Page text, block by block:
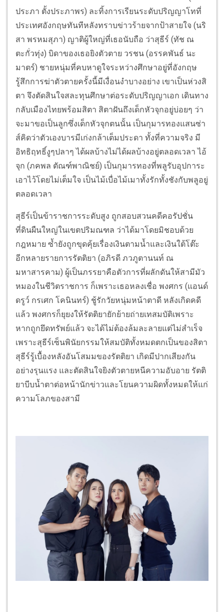
ประภา ตั้งประภาพร) ละทิ้งการเรียนระดับปริญญาโทที่
ประเทศอังกฤษทันทีหลังทราบข่าวร้ายจากป้าสายใจ (นริ
สา พรหมสุภา) ญาติผู้ใหญ่ที่เธอนับถือ ว่าสุธีร์ (ทัช ณ
ตะกั่วทุ่ง) บิดาของเธอยิงตัวตาย วรชน (อรรคพันธ์ นะ
มาตร์) ชายหนุ่มที่คบหาดูใจระหว่างศึกษาอยู่ที่อังกฤษ
รู้สึกการฆ่าตัวตายครั้งนี้มีเงื่อนงำบางอย่าง เขาเป็นห่วงสิ
ตา จึงตัดสินใจสละทุนศึกษาต่อระดับปริญญาเอก เดินทาง
กลับเมืองไทยพร้อมสิตา สิตาฝันถึงเด็กหัวจุกอยู่บ่อยๆ ว่า
จะมาขอเป็นลูกซึ่งเด็กหัวจุกตนนั้น เป็นกุมารทองแสนซ่า
ส์คิดว่าตัวเองบารมีเก่งกล้าเต็มประดา ทั้งที่ความจริง มี
อิทธิฤทธิ์งูๆปลาๆ ได้ผลบ้างไม่ได้ผลบ้างอยู่ตลอดเวลา ไอ้
จุก (ภคพล ตัณฑ์พาณิชย์) เป็นกุมารทองที่พลูรับอุปการะ
เอาไว้โดยไม่เต็มใจ เป็นไม้เบื่อไม้เมาทั้งรักทั้งชังกับพลูอยู่
ตลอดเวลา
สุธีร์เป็นข้าราชการระดับสูง ถูกสอบสวนคดีคอรัปชั่น
ที่ดินผืนใหญ่ในเขตปริมณฑล ว่าได้มาโดยมิชอบด้วย
กฎหมาย ซ้ำยังถูกขุดคุ้ยเรื่องเงินตามน้ำและเงินใต้โต๊ะ
อีกหลายรายการรัตติยา (อภิรดี ภวภูตานนท์ ณ
มหาสารคาม) ผู้เป็นภรรยาคือตัวการที่ผลักดันให้สามีมัว
หมองในชีวิตราชการ ก็เพราะเธอหลงเชื่อ พงศกร (แอนด์
ดรูว์ กรเศก โคนินทร์) ชู้รักวัยหนุ่มหน้าตาดี หลังเกิดคดี
แล้ว พงศกรก็ยุยงให้รัตติยายักย้ายถ่ายเทสมบัติเพราะ
หากถูกยึดทรัพย์แล้ว จะได้ไม่ต้องล้มละลายแต่ไม่สำเร็จ
เพราะสุธีร์เซ็นพินัยกรรมให้สมบัติทั้งหมดตกเป็นของสิตา
สุธีร์รู้เบื้องหลังอันโสมมของรัตติยา เกิดมีปากเสียงกัน
อย่างรุนแรง และตัดสินใจยิงตัวตายหนีความอับอาย รัตติ
ยาบีบน้ำตาต่อหน้านักข่าวและโยนความผิดทั้งหมดให้แก่
ความโลภของสามี